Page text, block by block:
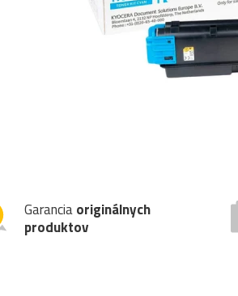
Garanciaoriginálnych
produktov